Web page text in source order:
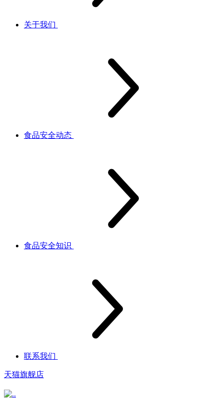
关于我们
食品安全动态
食品安全知识
联系我们
天猫旗舰店